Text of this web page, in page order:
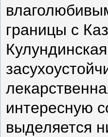
границы с
интересную
выделяется